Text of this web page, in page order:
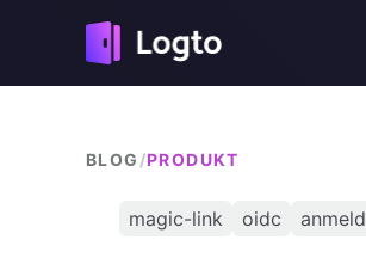
BLOG /PRODUKT
magic-link oidc